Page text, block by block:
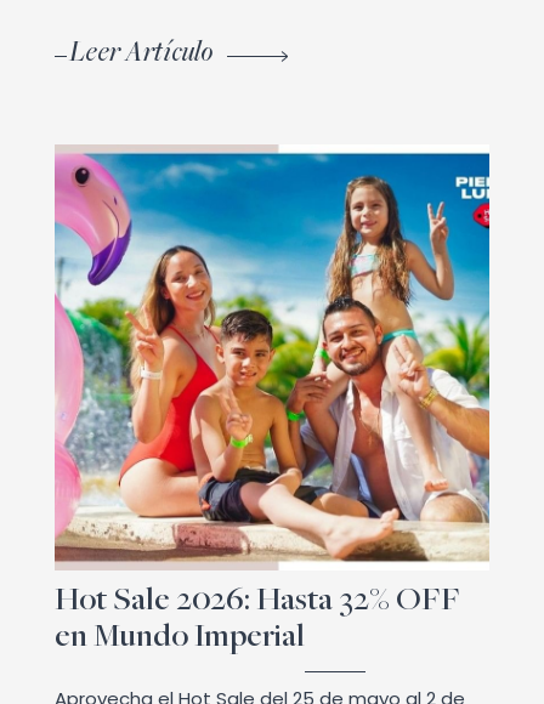
Leer Artículo
Hot Sale 2026: Hasta 32% OFF
en Mundo Imperial
Aprovecha el Hot Sale del 25 de mayo al 2 de